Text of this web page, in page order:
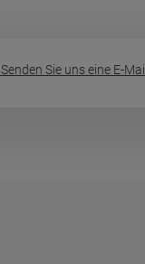
Senden Sie uns eine E-Mail